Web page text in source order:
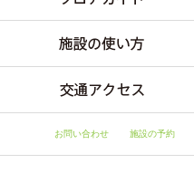
お問い合わせ 施設の予約